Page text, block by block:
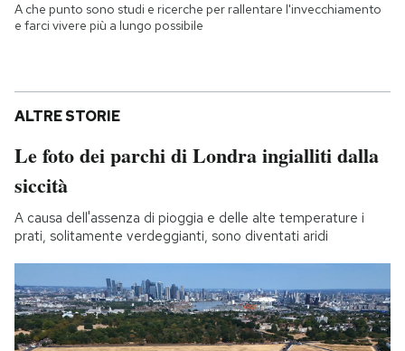
A che punto sono studi e ricerche per rallentare l'invecchiamento
e farci vivere più a lungo possibile
ALTRE STORIE
Le foto dei parchi di Londra ingialliti dalla
siccità
A causa dell'assenza di pioggia e delle alte temperature i
prati, solitamente verdeggianti, sono diventati aridi